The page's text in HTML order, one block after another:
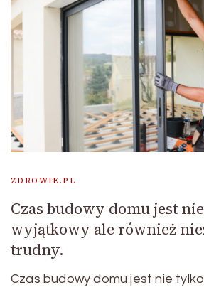
ZDROWIE.PL
Czas budowy domu jest
wyjątkowy ale również
trudny.
Czas budowy domu jest nie